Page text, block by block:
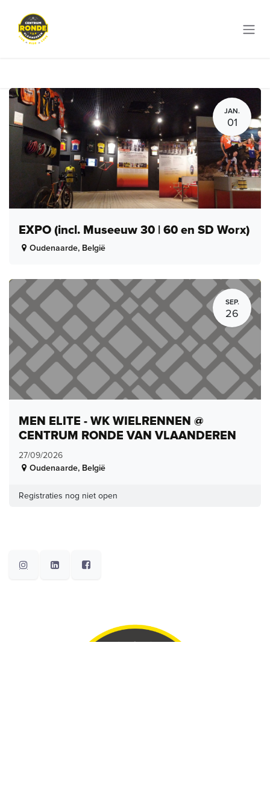
JAN.
01
EXPO (incl. Museeuw 30 | 60 en SD Worx)
Oudenaarde, België
SEP.
26
MEN ELITE - WK WIELRENNEN @
CENTRUM RONDE VAN VLAANDEREN
27/09/2026
Oudenaarde, België
Registraties nog niet open